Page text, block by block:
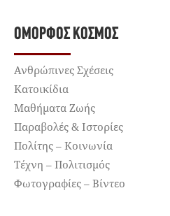
ΌΜΟΡΦΟΣ ΚΌΣΜΟΣ
Ανθρώπινες Σχέσεις
Κατοικίδια
Μαθήματα Ζωής
Παραβολές & Ιστορίες
Πολίτης – Κοινωνία
Τέχνη – Πολιτισμός
Φωτογραφίες – Βίντεο